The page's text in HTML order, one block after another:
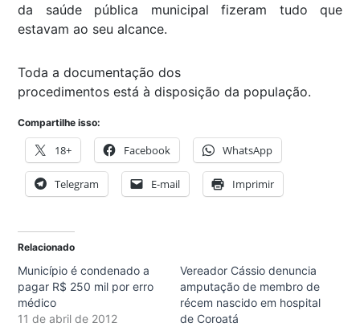
da saúde pública municipal fizeram tudo que
estavam ao seu alcance.
Toda a documentação dos
procedimentos está à disposição da população.
Compartilhe isso:
18+ Facebook WhatsApp
Telegram E-mail Imprimir
Relacionado
Município é condenado a
pagar R$ 250 mil por erro
médico
11 de abril de 2012
Vereador Cássio denuncia
amputação de membro de
récem nascido em hospital
de Coroatá